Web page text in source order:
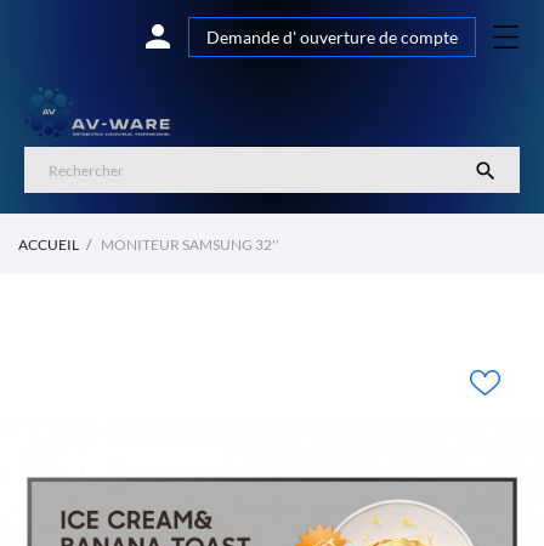
 Demande d' ouverture de compte

ACCUEIL MONITEUR SAMSUNG 32''